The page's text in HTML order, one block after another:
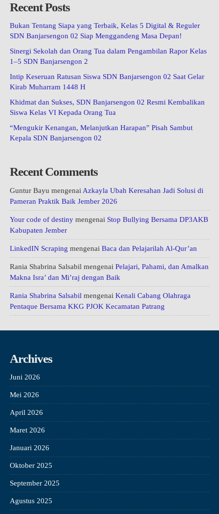
Recent Posts
Bukan Tentang Siapa yang Terbaik, Kelas 5 Digital & Reguler
SDN Banjarsengon 02 Siap Menggandeng Masa Depan!
Sinergi Sekolah dan Orang Tua dalam Pengambilan Rapor Kelas
1–5 SDN Banjarsengon 2
Intip Keseruan Ratusan Siswa SDN Banjarsengon 02 Saat Gelar
Kirab Muharram 1448 H
Khidmat dan Sukses, SDN Banjarsengon 02 Resmi Kembalikan
Siswa Kelas VI Kepada Orang Tua
“Mengukir Kenangan, Melanjutkan Harapan” Pisah Sambut
Kepala SDN Banjarsengon 02
Recent Comments
Guntur Bayu mengenai Azkayla Ubah Keresahan Jadi Solusi di
Pameran Praktik Baik Jember 2026
Your code of destiny mengenai Stop Bullying Bersama DP3AKB
Kabupaten Jember
LinkedIN Scraping mengenai Baca dan Pelajarilah Al-Qur’an
Rania Shabrina Salsabil mengenai Pelajari, Pahami, dan Amalkan
Makna Isra’ dan Mi’raj dengan Baik
Rania Shabrina Salsabil mengenai Kenali Cabang Olahraga
Pentaque Bersama KKG PJOK Kecamatan Patrang
Archives
Juni 2026
Mei 2026
April 2026
Maret 2026
Januari 2026
Oktober 2025
September 2025
Agustus 2025